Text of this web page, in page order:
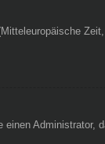
Administrator,